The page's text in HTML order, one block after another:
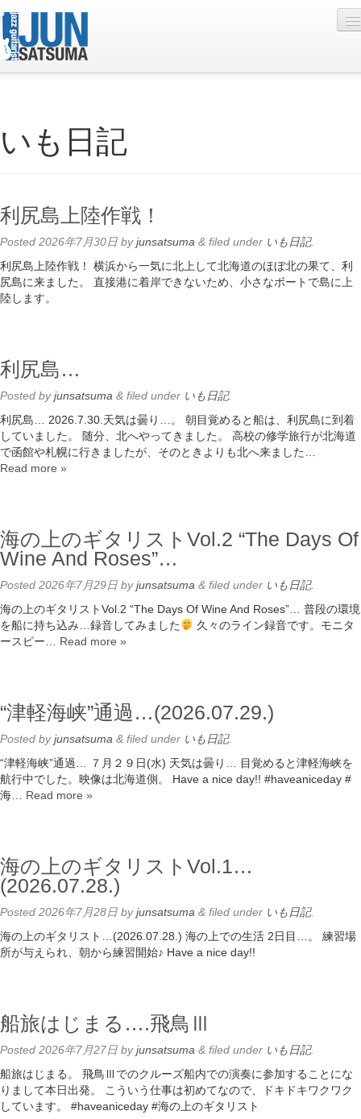
Live Schedule
Photo
Contact
YouTube
いも日記
利尻島上陸作戦！
Posted 2026年7月30日 byjunsatsuma & filed under いも日記.
利尻島上陸作戦！ 横浜から一気に北上して北海道のほぼ北の果て、利
尻島に来ました。 直接港に着岸できないため、小さなボートで島に上
陸します。
利尻島…
Posted byjunsatsuma & filed under いも日記.
利尻島… 2026.7.30.天気は曇り…。 朝目覚めると船は、利尻島に到着
していました。 随分、北へやってきました。 高校の修学旅行が北海道
で函館や札幌に行きましたが、そのときよりも北へ来ました…
Read more »
海の上のギタリストVol.2 “The Days Of
Wine And Roses”…
Posted 2026年7月29日 byjunsatsuma & filed under いも日記.
海の上のギタリストVol.2 “The Days Of Wine And Roses”… 普段の環境
を船に持ち込み…録音してみました
久々のライン録音です。モニタ
ースピー… Read more »
“津軽海峡”通過…(2026.07.29.)
Posted byjunsatsuma & filed under いも日記.
“津軽海峡”通過… ７月２９日(水) 天気は曇り… 目覚めると津軽海峡を
航行中でした。映像は北海道側。 Have a nice day!! #haveaniceday #
海… Read more »
海の上のギタリストVol.1…
(2026.07.28.)
Posted 2026年7月28日 byjunsatsuma & filed under いも日記.
海の上のギタリスト…(2026.07.28.) 海の上での生活 2日目…。 練習場
所が与えられ、朝から練習開始♪ Have a nice day!!
船旅はじまる….飛鳥Ⅲ
Posted 2026年7月27日 byjunsatsuma & filed under いも日記.
船旅はじまる。 飛鳥Ⅲでのクルーズ船内での演奏に参加することにな
りまして本日出発。 こういう仕事は初めてなので、ドキドキワクワク
しています。 #haveaniceday #海の上のギタリスト